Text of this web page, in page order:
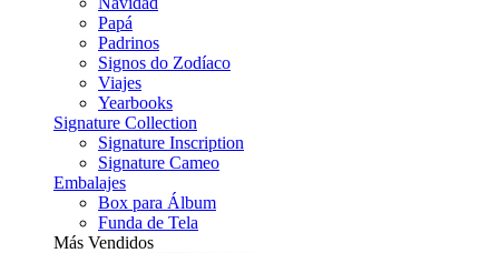
Papá
Padrinos
Signos do Zodíaco
Viajes
Yearbooks
Signature Collection
Signature Inscription
Signature Cameo
Embalajes
Box para Álbum
Funda de Tela
Más Vendidos